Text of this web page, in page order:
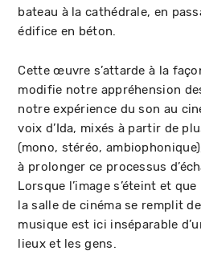
bateau à la cathédrale, en
édifice en béton.
Cette œuvre s’attarde à la
modifie notre appréhension
notre expérience du son au
voix d’Ida, mixés à partir de
(mono, stéréo,
à prolonger ce processus
Lorsque l’image s’éteint et
la salle de cinéma se remplit
musique est ici inséparable
lieux et les gens.